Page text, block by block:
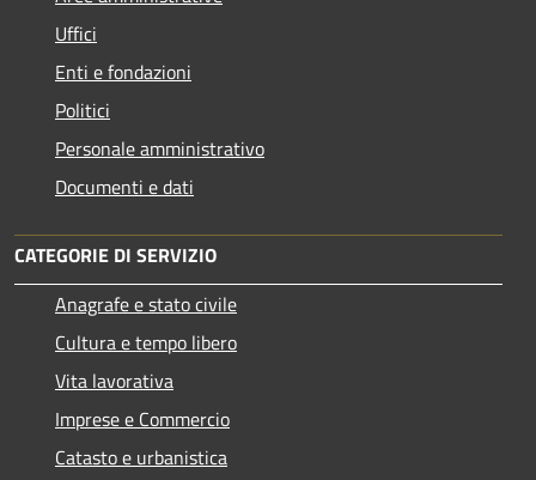
Uffici
Enti e fondazioni
Politici
Personale amministrativo
Documenti e dati
CATEGORIE DI SERVIZIO
Anagrafe e stato civile
Cultura e tempo libero
Vita lavorativa
Imprese e Commercio
Catasto e urbanistica